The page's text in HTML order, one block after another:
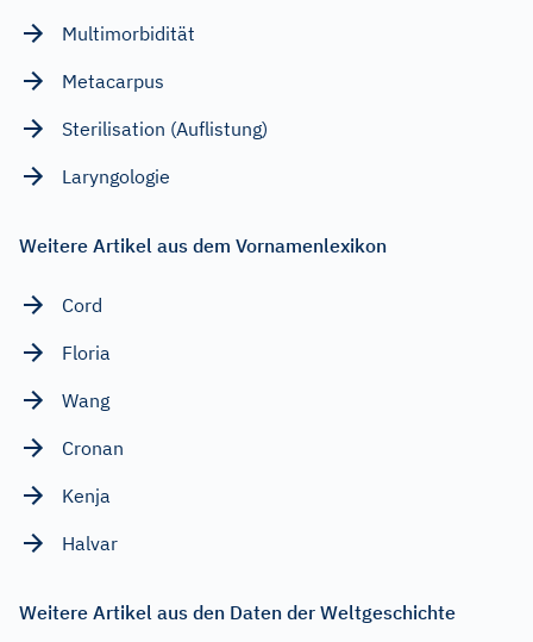
Multimorbidität
Metacarpus
Sterilisation (Auflistung)
Laryngologie
Weitere Artikel aus dem Vornamenlexikon
Cord
Floria
Wang
Cronan
Kenja
Halvar
Weitere Artikel aus den Daten der Weltgeschichte